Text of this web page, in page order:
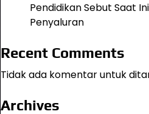
Pendidikan Sebut Saat
Penyaluran
Recent Comments
Tidak ada komentar untuk
Archives